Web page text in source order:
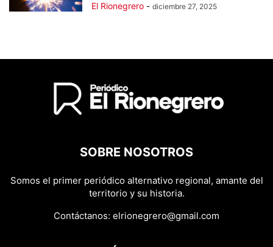
El Rionegrero - diciembre 27, 2025
SOBRE NOSOTROS
Somos el primer periódico alternativo regional, amante del
territorio y su historia.
Contáctanos: elrionegrero@gmail.com